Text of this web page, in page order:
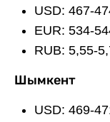
USD: 467-
EUR: 534-
RUB: 5,55-
Шымкент
USD: 469-